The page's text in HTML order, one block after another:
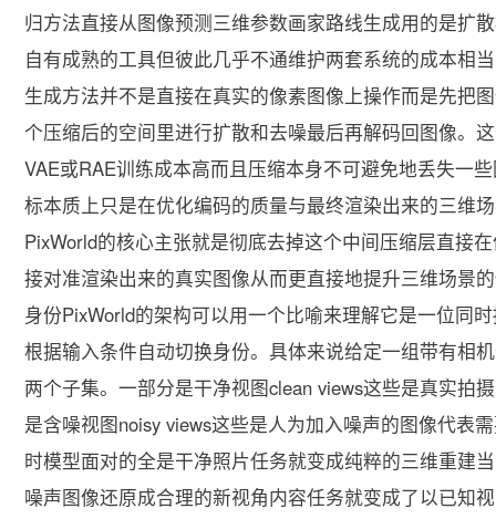
归方法直接从图像预测三维参数画家路线生成用的是扩
自有成熟的工具但彼此几乎不通维护两套系统的成本相
生成方法并不是直接在真实的像素图像上操作而是先把
个压缩后的空间里进行扩散和去噪最后再解码回图像。
VAE或RAE训练成本高而且压缩本身不可避免地丢失一
标本质上只是在优化编码的质量与最终渲染出来的三维
PixWorld的核心主张就是彻底去掉这个中间压缩层直接
接对准渲染出来的真实图像从而更直接地提升三维场景
身份PixWorld的架构可以用一个比喻来理解它是一位同
根据输入条件自动切换身份。具体来说给定一组带有相
两个子集。一部分是干净视图clean views这些是真实拍
是含噪视图noisy views这些是人为加入噪声的图像代表
时模型面对的全是干净照片任务就变成纯粹的三维重建
噪声图像还原成合理的新视角内容任务就变成了以已知